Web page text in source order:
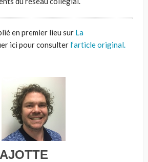
en premier lieu sur La
ici pour consulter l’article original.